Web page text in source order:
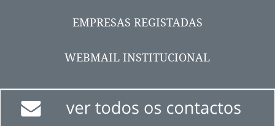
EMPRESAS REGISTADAS
WEBMAIL INSTITUCIONAL